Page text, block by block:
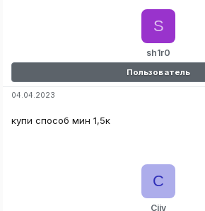
sh1r0
S
Пользователь
04.04.2023
купи способ мин 1,5к
Ciiy
C